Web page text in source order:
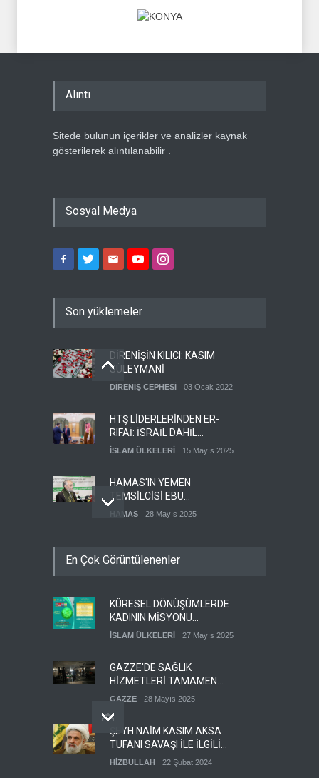
Alıntı
Sitede bulunun içerikler ve analizler kaynak
gösterilerek alıntılanabilir .
Sosyal Medya
Son yüklemeler
DİRENİŞİN KILICI: KASIM
SÜLEYMANİ
DİRENİŞ CEPHESİ 03 Ocak 2022
HTŞ LİDERLERİNDEN ER-
RIFAİ: İSRAİL DAHİL
HERKESLE BARIŞ
İSLAM ÜLKELERİ 15 Mayıs 2025
HAMAS'IN YEMEN
TEMSİLCİSİ EBU
ŞEMALE'DEN ÖNEMLİ
HAMAS 28 Mayıs 2025
YEDEK ASKERLERİ GÖREVE
GÜMÜŞHANE DÜNYA KUDÜS
GÜNÜ BASIN AÇIKLAMASI
(VİDEO-FOTO)11 Nisan 2024
En Çok Görüntülenenler
KÜRESEL DÖNÜŞÜMLERDE
KADININ MİSYONU
KONFERANSI
İSLAM ÜLKELERİ 27 Mayıs 2025
GAZZE'DE SAĞLIK
HİZMETLERİ TAMAMEN
ÇÖKMEK ÜZERE
GAZZE 28 Mayıs 2025
ŞEYH NAİM KASIM AKSA
TUFANI SAVAŞI İLE İLGİLİ
ÇOK ÖNEMLİ BİR BİLGİ
HİZBULLAH 22 Şubat 2024